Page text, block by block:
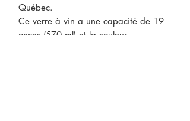
Québec.
Ce verre à vin a une capacité de 19
onces (570 ml) et la couleur